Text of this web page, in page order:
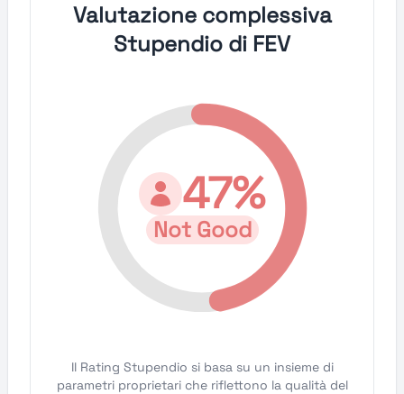
Valutazione complessiva
Stupendio di FEV
47%
Not Good
Il Rating Stupendio si basa su un insieme di
parametri proprietari che riflettono la qualità del